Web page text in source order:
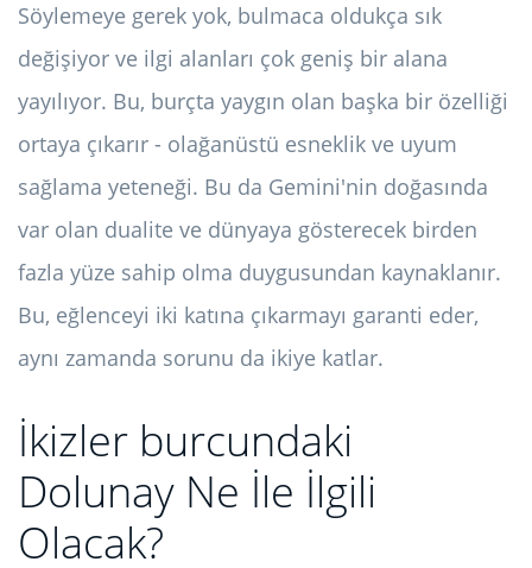
Söylemeye gerek yok, bulmaca oldukça sık
değişiyor ve ilgi alanları çok geniş bir alana
yayılıyor. Bu, burçta yaygın olan başka bir özelliği
ortaya çıkarır - olağanüstü esneklik ve uyum
sağlama yeteneği. Bu da Gemini'nin doğasında
var olan dualite ve dünyaya gösterecek birden
fazla yüze sahip olma duygusundan kaynaklanır.
Bu, eğlenceyi iki katına çıkarmayı garanti eder,
aynı zamanda sorunu da ikiye katlar.
İkizler burcundaki
Dolunay Ne İle İlgili
Olacak?